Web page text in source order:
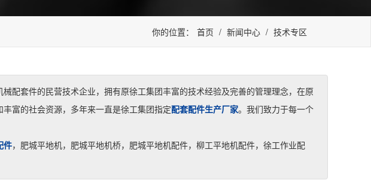
你的位置： 首页 / 新闻中心 / 技术专区
配套件的民营技术企业，拥有原徐工集团丰富的技术经验及完善的管理理念，在原
富的社会资源，多年来一直是徐工集团指定配套配件生产厂家。我们致力于每一个
件，肥城平地机，肥城平地机桥，肥城平地机配件，柳工平地机配件，徐工作业配